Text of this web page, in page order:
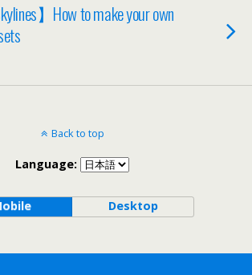
】How to make your own
Back to top
Language:
Desktop